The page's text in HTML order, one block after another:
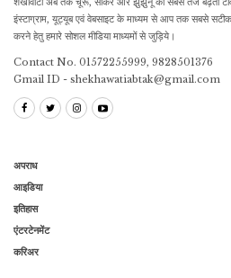
इंस्टाग्राम, यूट्यूब एवं वेबसाइट के माध्यम से आप तक सबसे
करने हेतु हमारे सोशल मीडिया माध्यमों से जुड़िये।
Contact No. 01572255999, 9828501376
Gmail ID - shekhawatiabtak@gmail.com
अपराध
आइडिया
इतिहास
एंटरटेनमेंट
करिअर